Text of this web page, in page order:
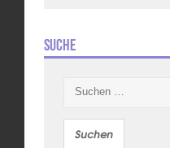
Suche
nach: